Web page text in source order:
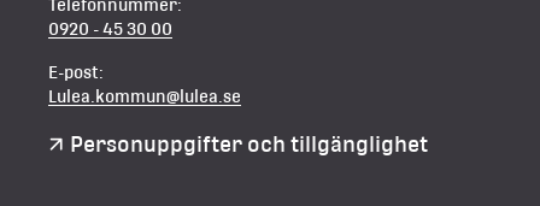
Telefonnummer:
0920 - 45 30 00
E-post:
Lulea.kommun@lulea.se
Personuppgifter och tillgänglighet